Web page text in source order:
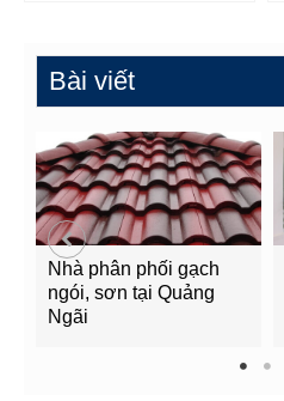
Bài viết
Nhà phân phối gạch
ngói, sơn tại Quảng
Ngãi
1 2